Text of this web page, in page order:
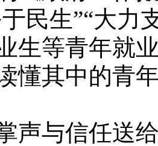
于民生”“大
生等青年就
其中的青年
与信任送给